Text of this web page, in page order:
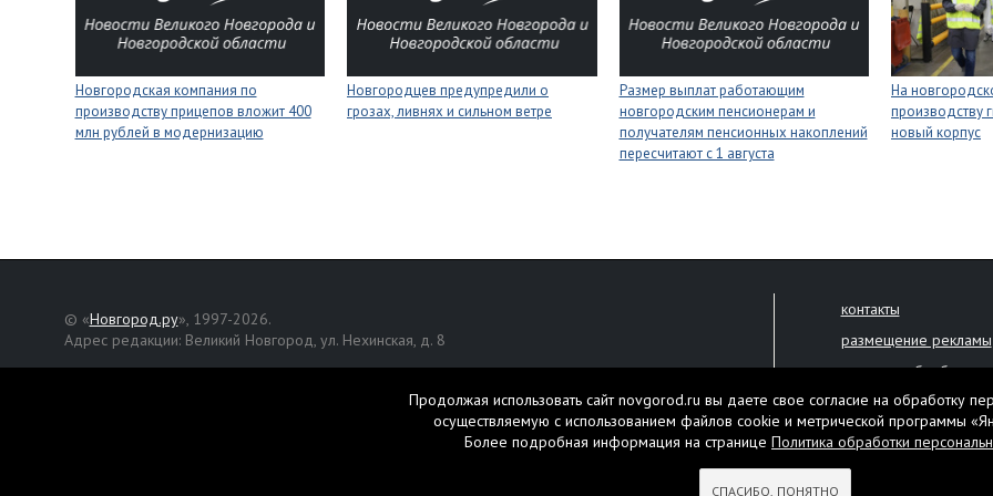
Новгородская компания по
производству прицепов вложит 400
млн рублей в модернизацию
Новгородцев предупредили о
грозах, ливнях и сильном ветре
Размер выплат работающим
новгородским пенсионерам и
получателям пенсионных накоплений
пересчитают с 1 августа
На
производству
новый корпус
© «Новгород.ру», 1997-2026.
Адрес редакции: Великий Новгород, ул. Нехинская, д. 8
, публикуются на правах рекламы.
контакты
размещение рекламы
политика обработки
Настоящий ресурс
Нашли ошибку?
Продолжая использовать сайт novgorod.ru вы даете свое согласие на обработку
осуществляемую с использованием файлов cookie и метрической программы
Более подробная информация на странице Политика обработки
СПАСИБО, ПОНЯТНО